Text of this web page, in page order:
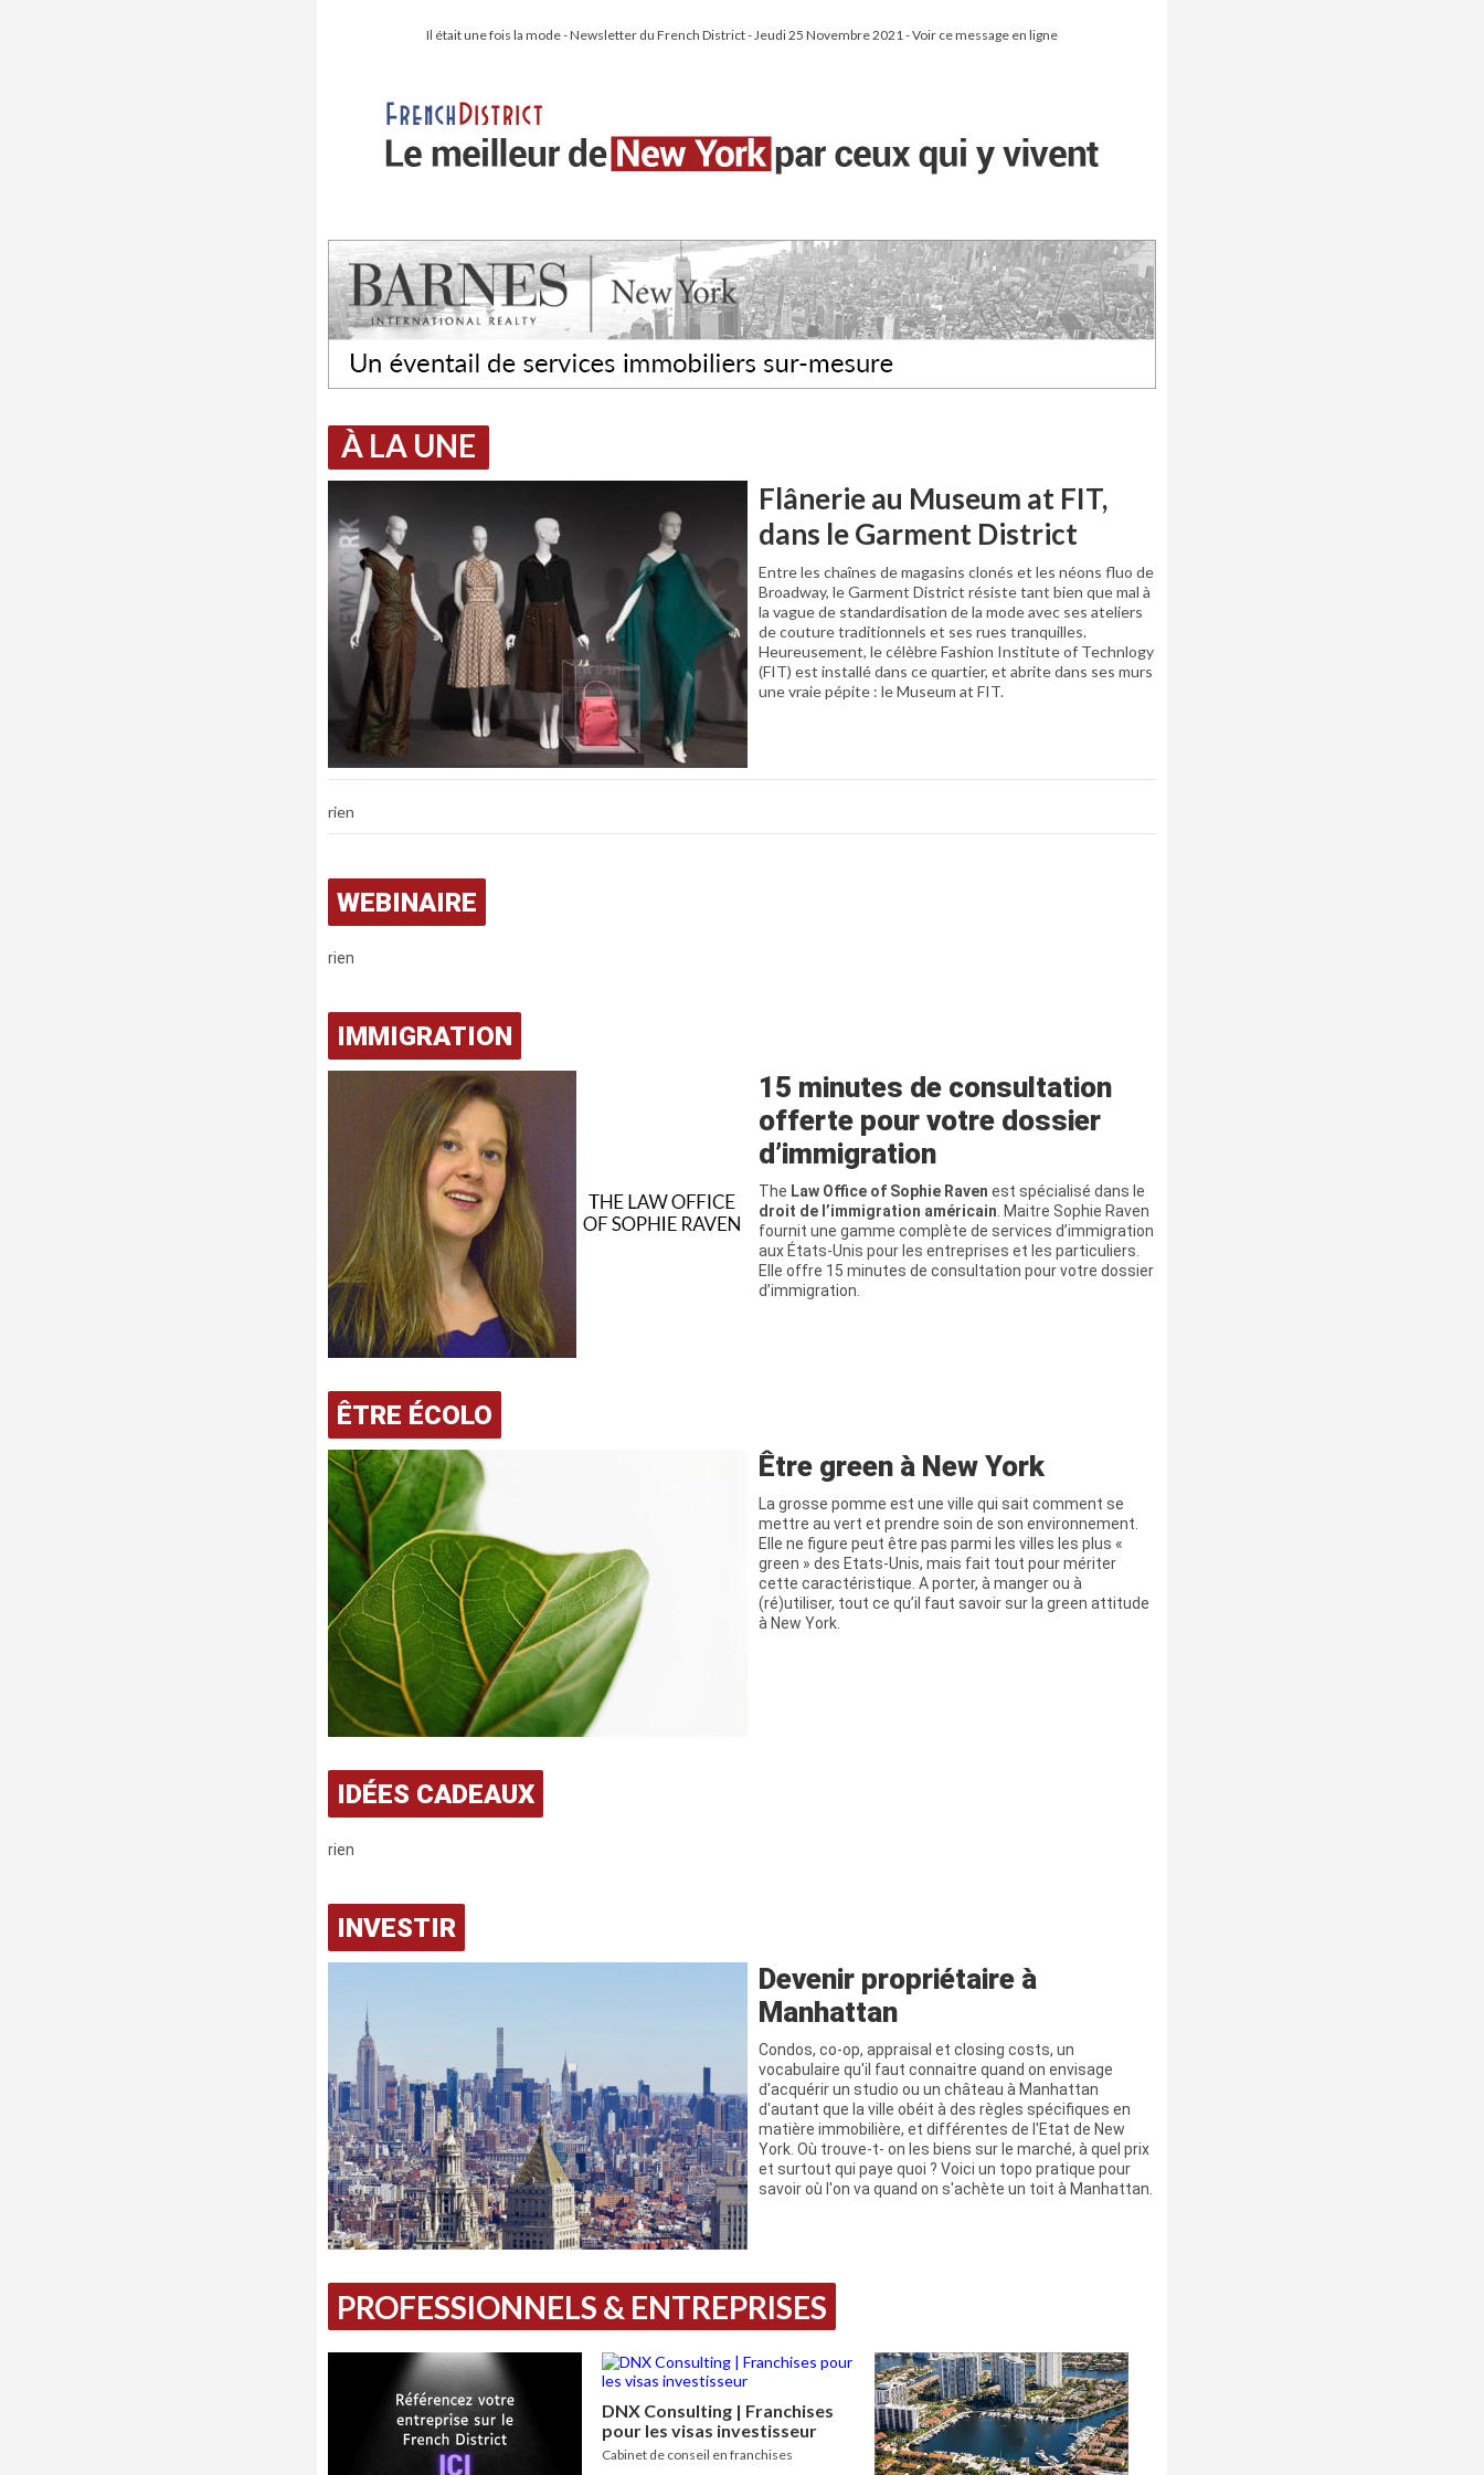
Il était une fois la mode - Newsletter du French District - Jeudi 25 Novembre 2021 - Voir ce message en ligne
À LA UNE
Flânerie au Museum at FIT,
dans le Garment District
Entre les chaînes de magasins clonés et les néons fluo de
Broadway, le Garment District résiste tant bien que mal à
la vague de standardisation de la mode avec ses ateliers
de couture traditionnels et ses rues tranquilles.
Heureusement, le célèbre Fashion Institute of Technlogy
(FIT) est installé dans ce quartier, et abrite dans ses murs
une vraie pépite : le Museum at FIT.
rien
WEBINAIRE
rien
IMMIGRATION
15 minutes de consultation
offerte pour votre dossier
d’immigration
The Law Office of Sophie Raven est spécialisé dans le
droit de l’immigration américain . Maitre Sophie Raven
fournit une gamme complète de services d’immigration
aux États-Unis pour les entreprises et les particuliers.
Elle offre 15 minutes de consultation pour votre dossier
d’immigration.
ÊTRE ÉCOLO
Être green à New York
La grosse pomme est une ville qui sait comment se
mettre au vert et prendre soin de son environnement.
Elle ne figure peut être pas parmi les villes les plus «
green » des Etats-Unis, mais fait tout pour mériter
cette caractéristique. A porter, à manger ou à
(ré)utiliser, tout ce qu’il faut savoir sur la green attitude
à New York.
IDÉES CADEAUX
rien
INVESTIR
Devenir propriétaire à
Manhattan
Condos, co-op, appraisal et closing costs, un
vocabulaire qu'il faut connaitre quand on envisage
d'acquérir un studio ou un château à Manhattan
d'autant que la ville obéit à des règles spécifiques en
matière immobilière, et différentes de l'Etat de New
York. Où trouve-t- on les biens sur le marché, à quel prix
et surtout qui paye quoi ? Voici un topo pratique pour
savoir où l'on va quand on s'achète un toit à Manhattan.
PROFESSIONNELS & ENTREPRISES
DNX Consulting | Franchises
pour les visas investisseur
Cabinet de conseil en franchises